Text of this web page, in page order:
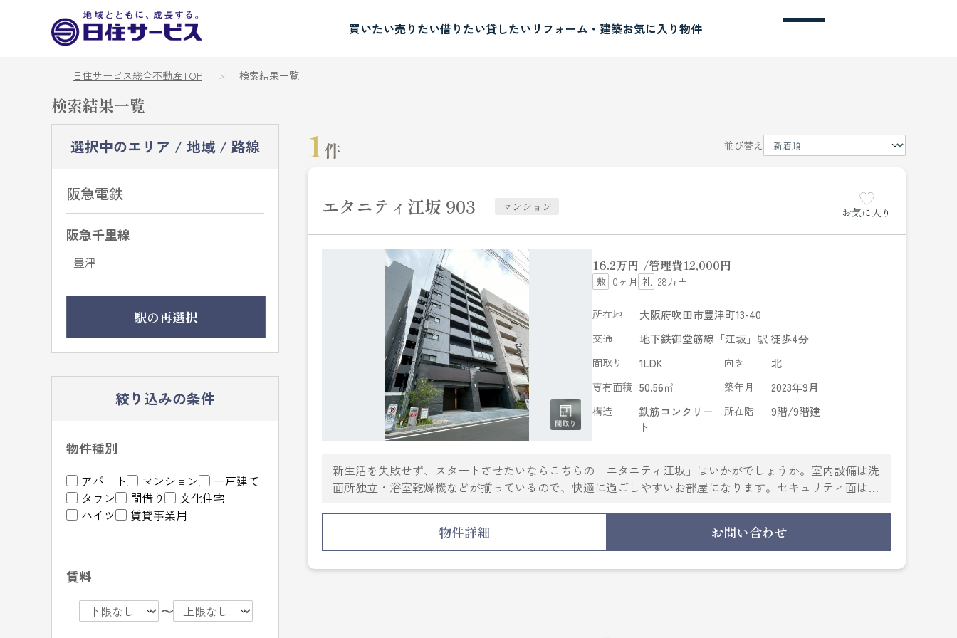
買いたい売りたい借りたい貸したい リフォーム・建築お気に入り物件
日住サービス総合不動産TOP 検索結果一覧
検索結果一覧
1件 並び替え
エタニティ江坂 903 マンション お気に入り
16.2万円 管理費12,000円
0ヶ月 28万円
所在地 大阪府吹田市豊津町13-40
交通 地下鉄御堂筋線「江坂」駅 徒歩4分
間取り 1LDK 向き 北
専有面積 50.56㎡ 築年月 2023年9月
構造
鉄筋コンクリー
ト
所在階 9階/9階建
新生活を失敗せず、スタートさせたいならこちらの「エタニティ江坂」はいかがでしょうか。室内設備は洗
面所独立・浴室乾燥機などが揃っているので、快適に過ごしやすいお部屋になります。セキュリティ面は、
付けられているので、衣類や日用品の収納に重宝します。吹田市エリアや地下鉄御堂筋線江坂付近で、あな
たのニーズに合ったお部屋探しをお手伝い致します。まずは当社へご連絡をお待ちしております。
物件詳細 お問い合わせ
選択中のエリア / 地域 / 路線
阪急電鉄
阪急千里線
豊津
駅の再選択
絞り込みの条件
物件種別
アパート マンション
一戸建て
タウン
間借り
文化住宅
ハイツ
賃貸事業用
賃料
〜